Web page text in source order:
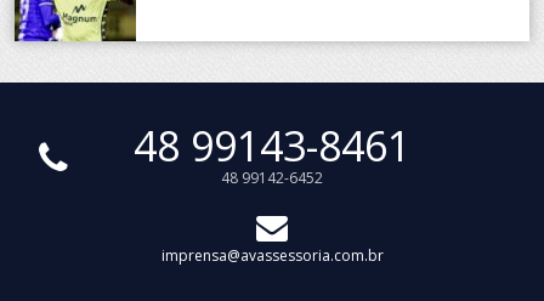
48 99143-8461
48 99142-6452
imprensa@avassessoria.com.br